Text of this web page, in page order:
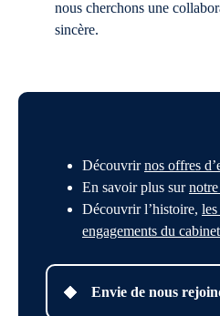
nous cherchons une
sincère.
Découvrirnos offres
En savoir plus sur
Découvrir l’histoire,
engagements du cabinet
Envie de nous